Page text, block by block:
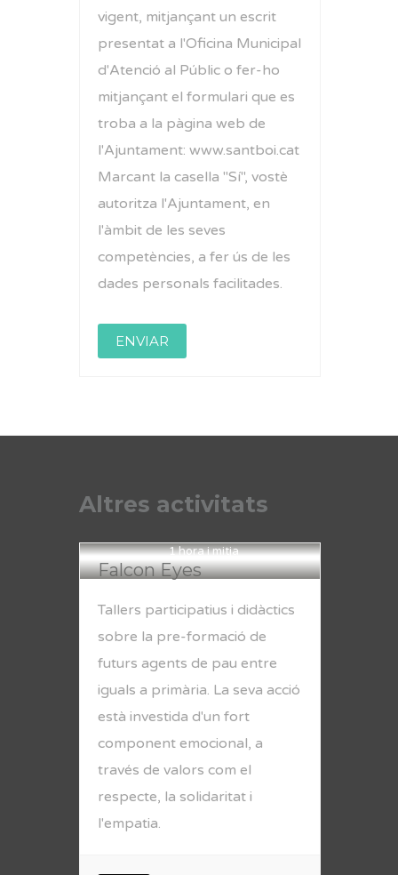
vigent, mitjançant un escrit
presentat a l'Oficina Municipal
d'Atenció al Públic o fer-ho
mitjançant el formulari que es
troba a la pàgina web de
l'Ajuntament: www.santboi.cat
Marcant la casella "Sí", vostè
autoritza l'Ajuntament, en
l'àmbit de les seves
competències, a fer ús de les
dades personals facilitades.
Altres activitats
1 hora i mitja
Falcon Eyes
Tallers participatius i didàctics
sobre la pre-formació de
futurs agents de pau entre
iguals a primària. La seva acció
està investida d'un fort
component emocional, a
través de valors com el
respecte, la solidaritat i
l'empatia.